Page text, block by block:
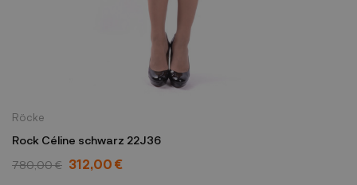
Röcke
Rock Céline schwarz 22J36
780,00 € 312,00 €